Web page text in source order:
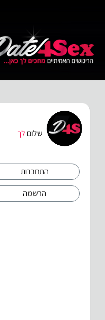
שלוםלך
התחברות
הרשמה